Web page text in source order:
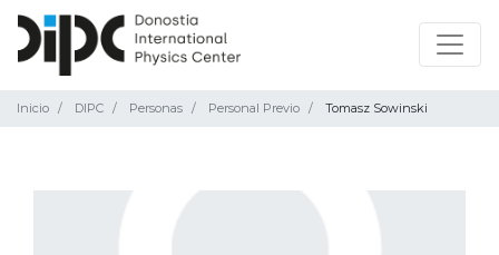
Inicio DIPC Personas Personal Previo Tomasz Sowinski